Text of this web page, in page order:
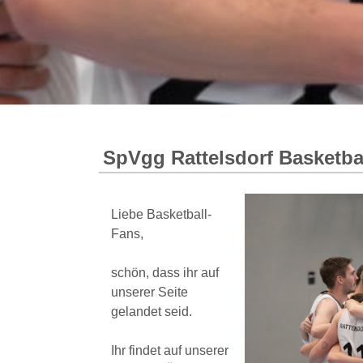
SpVgg Rattelsdorf
Liebe Basketball-
Fans,
schön, dass ihr auf
unserer Seite
gelandet seid.
Ihr findet auf unserer